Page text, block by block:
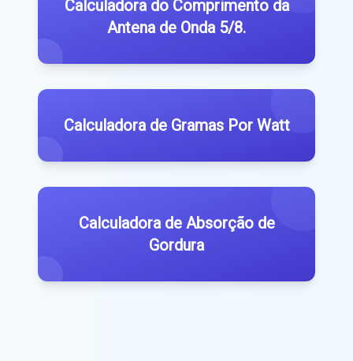
Calculadora do Comprimento da
Antena de Onda 5/8.
Calculadora de Gramas Por Watt
Calculadora de Absorção de
Gordura